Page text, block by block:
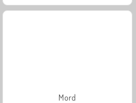
Mord